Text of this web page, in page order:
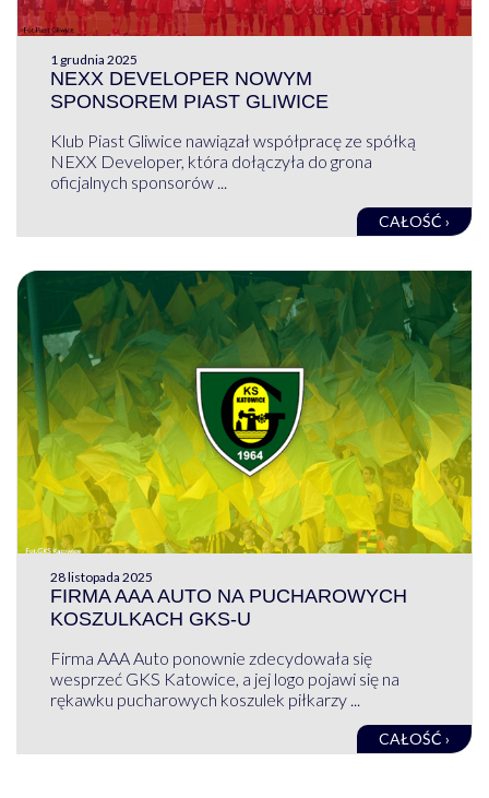
1 grudnia 2025
NEXX DEVELOPER NOWYM
SPONSOREM PIAST GLIWICE
Klub Piast Gliwice nawiązał współpracę ze spółką
NEXX Developer, która dołączyła do grona
oficjalnych sponsorów ...
CAŁOŚĆ ›
28 listopada 2025
FIRMA AAA AUTO NA PUCHAROWYCH
KOSZULKACH GKS-U
Firma AAA Auto ponownie zdecydowała się
wesprzeć GKS Katowice, a jej logo pojawi się na
rękawku pucharowych koszulek piłkarzy ...
CAŁOŚĆ ›